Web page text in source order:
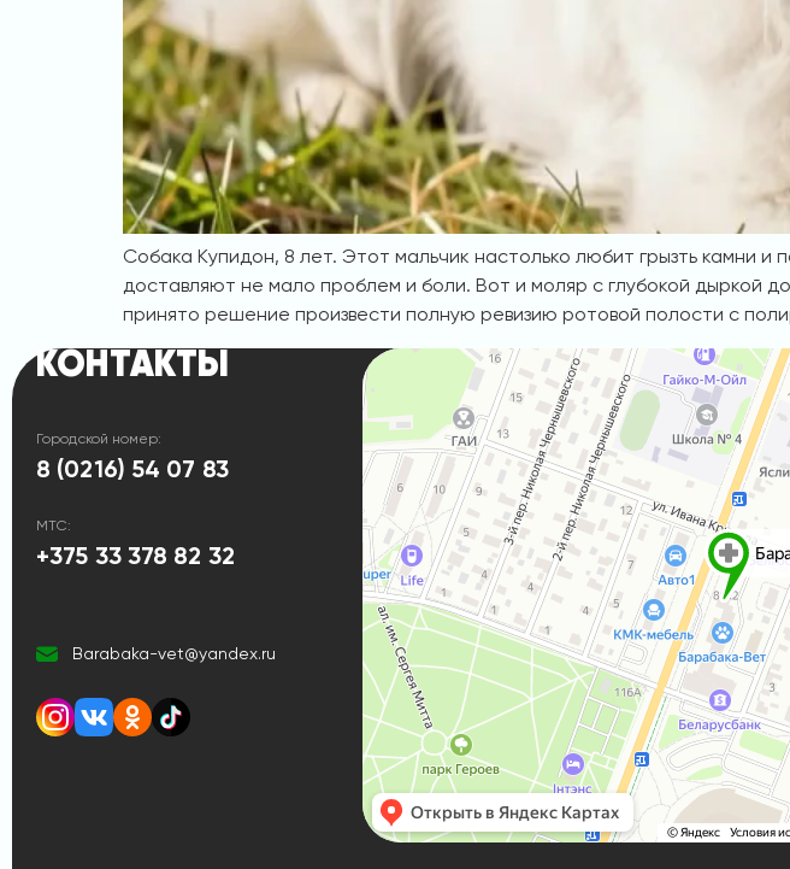
Собака Купидон, 8 лет. Этот мальчик настолько любит грызть камни и
доставляют не мало проблем и боли. Вот и моляр с глубокой дыркой
принято решение произвести полную ревизию ротовой полости с
КОНТАКТЫ
Городской номер:
8 (0216) 54 07 83
МТС:
+375 33 378 82 32
Barabaka-vet@yandex.ru